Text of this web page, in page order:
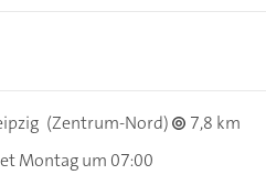
(Zentrum-Nord)
7,8 km
Montag um 07:00